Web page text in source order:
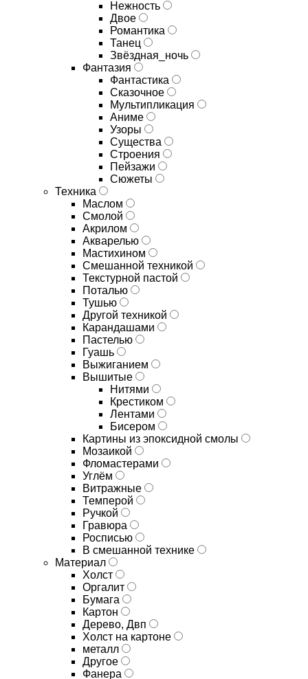
Нежность
Двое
Романтика
Танец
Звёздная_ночь
Фантазия
Фантастика
Сказочное
Мультипликация
Аниме
Узоры
Существа
Строения
Пейзажи
Сюжеты
Техника
Маслом
Смолой
Акрилом
Акварелью
Мастихином
Смешанной техникой
Текстурной пастой
Поталью
Тушью
Другой техникой
Карандашами
Пастелью
Гуашь
Выжиганием
Вышитые
Нитями
Крестиком
Лентами
Бисером
Картины из эпоксидной смолы
Мозаикой
Фломастерами
Углём
Витражные
Темперой
Ручкой
Гравюра
Росписью
В смешанной технике
Материал
Холст
Оргалит
Бумага
Картон
Дерево, Двп
Холст на картоне
металл
Другое
Фанера